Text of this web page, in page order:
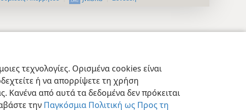
τεχνολογίες. Ορισμένα cookies είναι
ή να απορρίψετε τη χρήση
Κανένα από αυτά τα δεδομένα δεν πρόκειται
την Παγκόσμια Πολιτική ως Προς τη